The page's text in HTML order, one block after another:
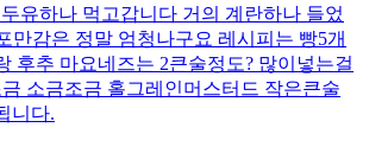
유하나 먹고갑니다 거의 계란하나 들었
만감은 정말 엄청나구요 레시피는 빵5개
후추 마요네즈는 2큰술정도? 많이넣는걸
소금조금 홀그레인머스터드 작은큰술
니다.